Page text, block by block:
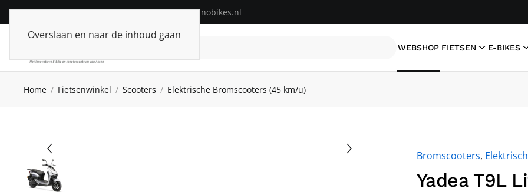
Overslaan en naar de inhoud gaan
Telefoon:+31(0)592-313574| E-mail:info@innobikes.nl
WEBSHOP FIETSEN E-BIKES
Home Fietsenwinkel Scooters Elektrische Bromscooters (45 km/u)
Bromscooters,
Yadea T9L